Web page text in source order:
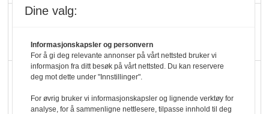
legger ned hver måned
Potetball, kylling og 98
oktan
Dine valg:
Informasjonskapsler og personvern
For å gi deg relevante annonser på vårt nettsted bruker vi
informasjon fra ditt besøk på vårt nettsted. Du kan reservere
deg mot dette under "Innstillinger".
For øvrig bruker vi informasjonskapsler og lignende verktøy for
analyse, for å sammenligne nettlesere, tilpasse innhold til deg